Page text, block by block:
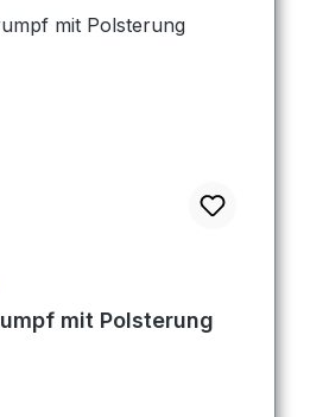
Bewertung von 5 von 5 Sternen
mit Polsterung